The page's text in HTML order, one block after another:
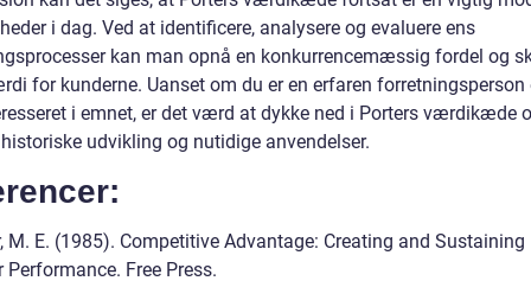
i dag. Ved at identificere, analysere og evaluere ens
kan man opnå en konkurrencemæssig fordel og
for kunderne. Uanset om du er en erfaren forretningsperson
i emnet, er det værd at dykke ned i Porters værdikæde
udvikling og nutidige anvendelser.
M. E. (1985). Competitive Advantage: Creating and Sustaining
Performance. Free Press.